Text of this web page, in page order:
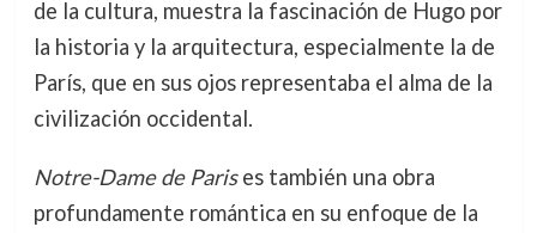
de la cultura, muestra la fascinación de Hugo por
la historia y la arquitectura, especialmente la de
París, que en sus ojos representaba el alma de la
civilización occidental.
Notre-Dame de Parises también una obra
profundamente romántica en su enfoque de la